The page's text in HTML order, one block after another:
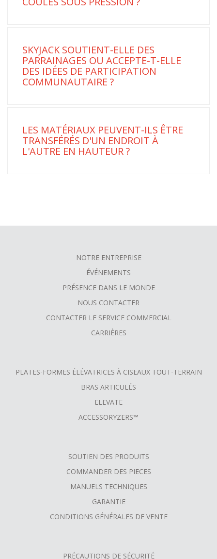
SKYJACK SOUTIENT-ELLE DES
PARRAINAGES OU ACCEPTE-T-ELLE
DES IDÉES DE PARTICIPATION
COMMUNAUTAIRE ?
LES MATÉRIAUX PEUVENT-ILS ÊTRE
TRANSFÉRÉS D'UN ENDROIT À
L'AUTRE EN HAUTEUR ?
NOTRE ENTREPRISE
ÉVÉNEMENTS
PRÉSENCE DANS LE MONDE
NOUS CONTACTER
CONTACTER LE SERVICE COMMERCIAL
CARRIÈRES
PLATES-FORMES ÉLÉVATRICES À CISEAUX TOUT-TERRAIN
BRAS ARTICULÉS
ELEVATE
ACCESSORYZERS™
SOUTIEN DES PRODUITS
COMMANDER DES PIECES
MANUELS TECHNIQUES
GARANTIE
CONDITIONS GÉNÉRALES DE VENTE
PRÉCAUTIONS DE SÉCURITÉ